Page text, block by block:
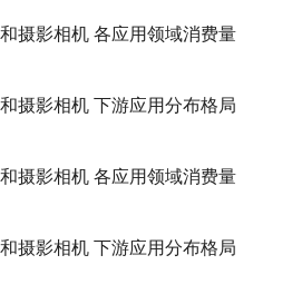
摄影相机 各应用领域消费量
摄影相机 下游应用分布格局
摄影相机 各应用领域消费量
摄影相机 下游应用分布格局